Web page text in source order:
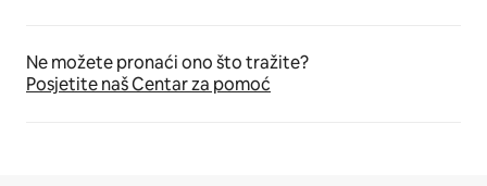
Ne možete pronaći ono što tražite?
Posjetite naš Centar za pomoć